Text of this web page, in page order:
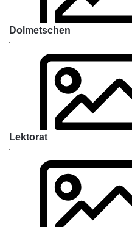
Dolmetschen
Lektorat